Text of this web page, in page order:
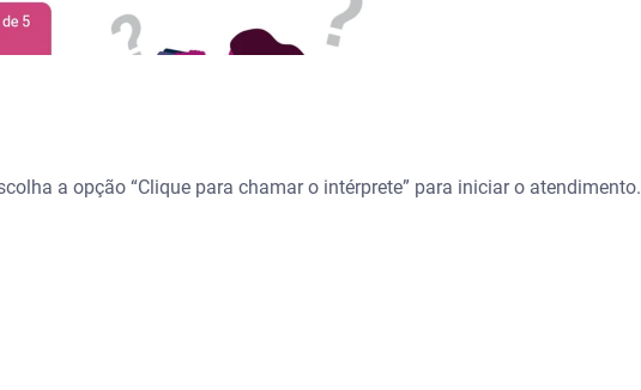
a opção “Clique para chamar o intérprete” para iniciar o atendimento.